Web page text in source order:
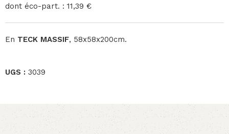
dont éco-part. : 11,39 €
En TECK MASSIF, 58x58x200cm.
UGS : 3039